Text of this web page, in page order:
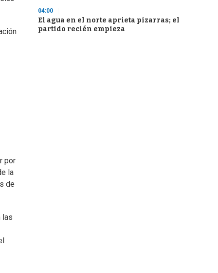
por
la
de
las
04:00
El agua en el norte aprieta pizarras; el
partido recién empieza